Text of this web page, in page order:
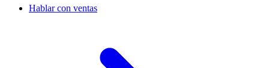
Hablar con ventas